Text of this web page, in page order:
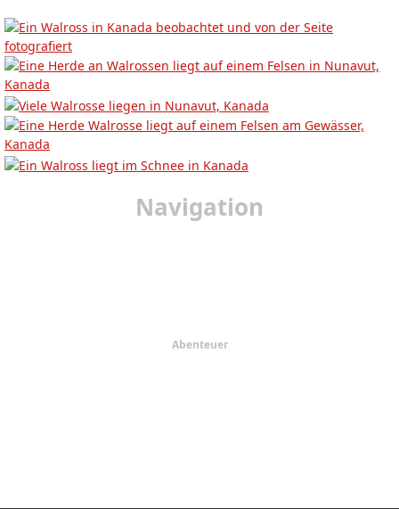
Navigation
Abenteuer
Datenschutz